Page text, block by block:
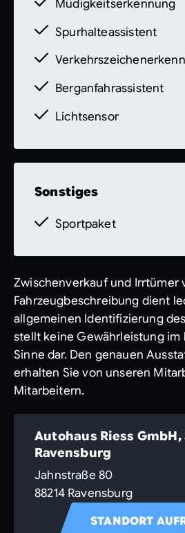
Müdigkeitserkennung
Spurhalteassistent
Berganfahrassistent
Lichtsensor
Sonstiges
Sportpaket
Zwischenverkauf und Irrtümer
Fahrzeugbeschreibung dient
allgemeinen Identifizierung
stellt keine Gewährleistung im
Sinne dar. Den genauen
erhalten Sie von unseren
Mitarbeitern.
Autohaus Riess
Ravensburg
Jahnstraße 80
88214 Ravensburg
STANDORT